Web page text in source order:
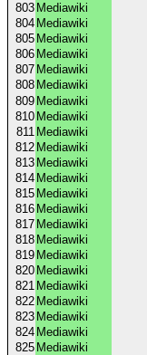
803 Mediawiki
804 Mediawiki
805 Mediawiki
806 Mediawiki
807 Mediawiki
808 Mediawiki
809 Mediawiki
810 Mediawiki
811 Mediawiki
812 Mediawiki
813 Mediawiki
814 Mediawiki
815 Mediawiki
816 Mediawiki
817 Mediawiki
818 Mediawiki
819 Mediawiki
820 Mediawiki
821 Mediawiki
822 Mediawiki
823 Mediawiki
824 Mediawiki
825 Mediawiki